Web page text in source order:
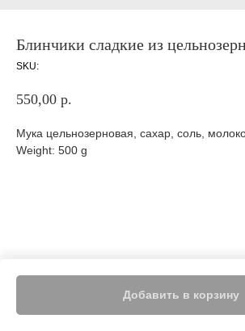
Блинчики сладкие из
SKU:
550,00 р.
Добавить в корзину
Мука цельнозерновая, сахар, соль,
Weight: 500 g